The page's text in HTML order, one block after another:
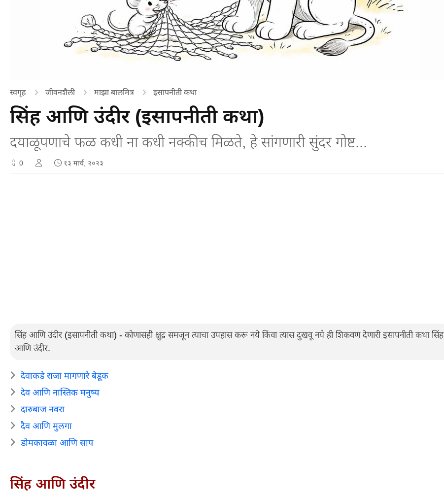
स्वगृह जीवनशैली माझा बालमित्र इसापनीती कथा
सिंह आणि उंदीर (इसापनीती कथा)
दयाळूपणाचे फळ कधी ना कधी नक्कीच मिळते, हे सांगणारी सुंदर गोष्ट...
0 १३ मार्च, २०२३
सिंह आणि उंदीर (इसापनीती कथा) - कोणासही क्षुद्र समजून त्याचा उपहास करू नये किंवा त्यास दुखवू नये ही शिकवण देणारी इसापनीती कथा सिंह
आणि उंदीर.
देवाकडे राजा मागणारे बेडूक
देव आणि नास्तिक मनुष्य
दारुबाज नवरा
दैव आणि मुलगा
डोमकावळा आणि साप
सिंह आणि उंदीर